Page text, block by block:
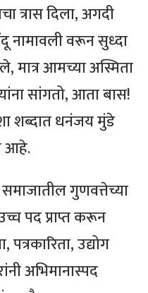
त्रास दिला, अगदी
नामावली वरून सुध्दा
आमच्या अस्मिता
सांगतो, आता बास!
शब्दात धनंजय मुंडे
आहे.
गुणवत्तेच्या
पद प्राप्त करून
उद्योग
अभिमानास्पद